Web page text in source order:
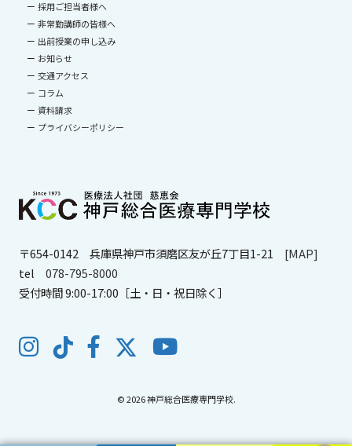
採用ご担当者様へ
非常勤講師の皆様へ
出前授業の申し込み
お知らせ
交通アクセス
コラム
資料請求
プライバシーポリシー
〒654-0142 兵庫県神戸市須磨区友が丘7丁目1-21
[MAP]
tel 078-795-8000
受付時間 9:00-17:00［土・日・祝日除く］
© 2026 神戸総合医療専門学校.